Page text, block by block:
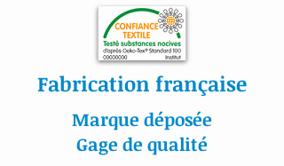
coussins / coussins
décoration chambre
d’enfant / chambre de fille
/ chambre de garçon
/ bébé garçon / enfants
oreillers / cadeau de
babyshower / bébé fille
Fabrication française
Marque déposée
Gage de qualité